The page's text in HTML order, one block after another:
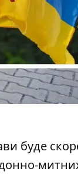
буде